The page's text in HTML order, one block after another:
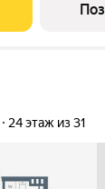
24 этаж из 31